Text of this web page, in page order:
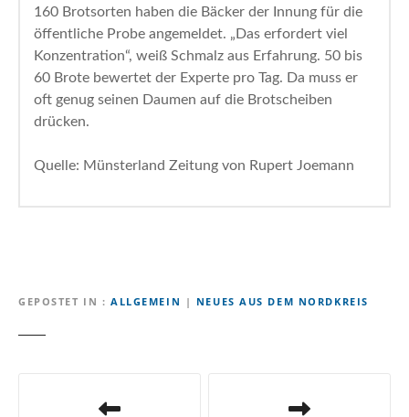
160 Brotsorten haben die Bäcker der Innung für die
öffentliche Probe angemeldet. „Das erfordert viel
Konzentration“, weiß Schmalz aus Erfahrung. 50 bis
60 Brote bewertet der Experte pro Tag. Da muss er
oft genug seinen Daumen auf die Brotscheiben
drücken.
Quelle: Münsterland Zeitung von Rupert Joemann
GEPOSTET IN ALLGEMEIN | NEUES AUS DEM NORDKREIS